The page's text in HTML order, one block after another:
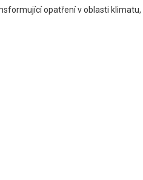
opatření v oblasti klimatu,